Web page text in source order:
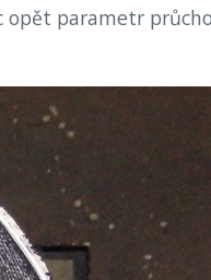
opět parametr